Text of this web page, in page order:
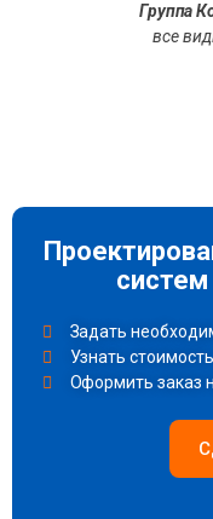
Группа
все
Задать
Узнать
Оформить заказ